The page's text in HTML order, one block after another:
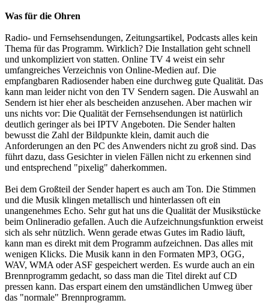
Was für die Ohren
Radio- und Fernsehsendungen, Zeitungsartikel, Podcasts alles kein
Thema für das Programm. Wirklich? Die Installation geht schnell
und unkompliziert von statten. Online TV 4 weist ein sehr
umfangreiches Verzeichnis von Online-Medien auf. Die
empfangbaren Radiosender haben eine durchweg gute Qualität. Das
kann man leider nicht von den TV Sendern sagen. Die Auswahl an
Sendern ist hier eher als bescheiden anzusehen. Aber machen wir
uns nichts vor: Die Qualität der Fernsehsendungen ist natürlich
deutlich geringer als bei IPTV Angeboten. Die Sender halten
bewusst die Zahl der Bildpunkte klein, damit auch die
Anforderungen an den PC des Anwenders nicht zu groß sind. Das
führt dazu, dass Gesichter in vielen Fällen nicht zu erkennen sind
und entsprechend "pixelig" daherkommen.
Bei dem Großteil der Sender hapert es auch am Ton. Die Stimmen
und die Musik klingen metallisch und hinterlassen oft ein
unangenehmes Echo. Sehr gut hat uns die Qualität der Musikstücke
beim Onlineradio gefallen. Auch die Aufzeichnungsfunktion erweist
sich als sehr nützlich. Wenn gerade etwas Gutes im Radio läuft,
kann man es direkt mit dem Programm aufzeichnen. Das alles mit
wenigen Klicks. Die Musik kann in den Formaten MP3, OGG,
WAV, WMA oder ASF gespeichert werden. Es wurde auch an ein
Brennprogramm gedacht, so dass man die Titel direkt auf CD
pressen kann. Das erspart einem den umständlichen Umweg über
das "normale" Brennprogramm.